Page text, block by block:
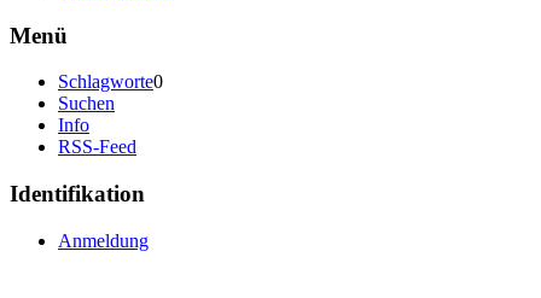
Menü
Schlagworte0
Suchen
Info
RSS-Feed
Identifikation
Anmeldung